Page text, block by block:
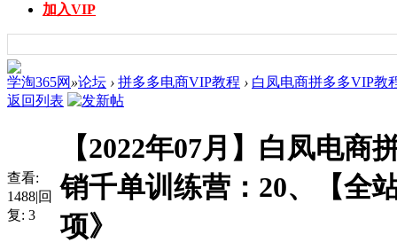
加入VIP
学淘365网 »论坛 › 拼多多电商VIP教程 › 白凤电商拼多多VIP教
返回列表
查看:
1488|回
复: 3
【2022年07月】白凤电
销千单训练营：20、【全
项》